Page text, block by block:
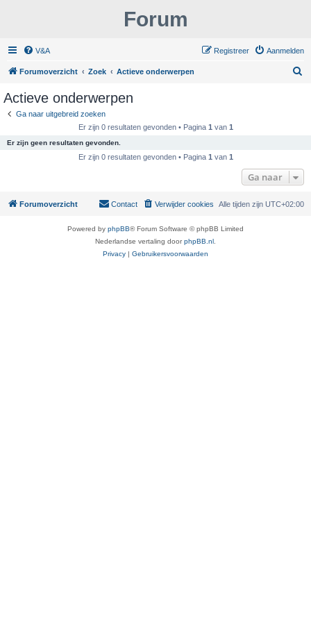
Forum
V&A Aanmelden
Registreer
Forumoverzicht Zoek Actieve onderwerpen
Actieve onderwerpen
Ga naar uitgebreid zoeken
Er zijn 0 resultaten gevonden • Pagina 1 van 1
Er zijn geen resultaten gevonden.
Er zijn 0 resultaten gevonden • Pagina 1 van 1
Ga naar
Forumoverzicht Alle tijden zijn UTC+02:00
Verwijder cookies
Contact
Powered by phpBB® Forum Software © phpBB Limited
Nederlandse vertaling doorphpBB.nl
Privacy | Gebruikersvoorwaarden